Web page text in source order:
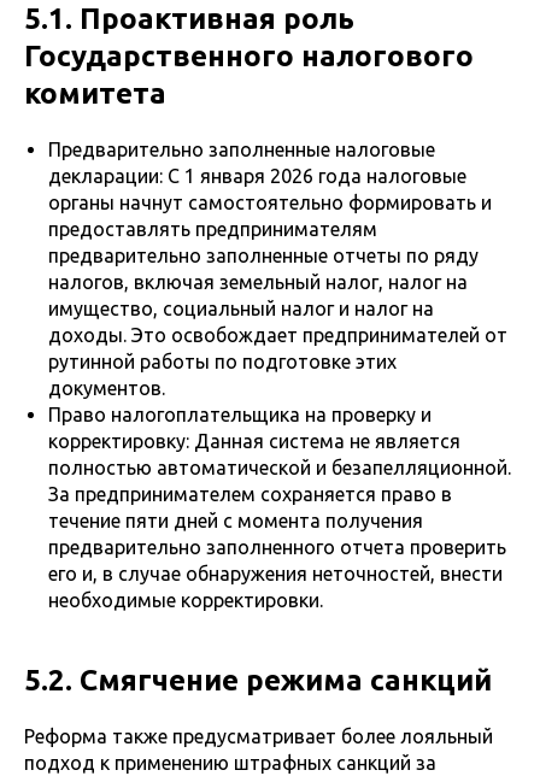
5.1. Проактивная роль
Государственного налогового
комитета
Предварительно заполненные налоговые
декларации: С 1 января 2026 года налоговые
органы начнут самостоятельно формировать и
предоставлять предпринимателям
предварительно заполненные отчеты по ряду
налогов, включая земельный налог, налог на
имущество, социальный налог и налог на
доходы. Это освобождает предпринимателей от
рутинной работы по подготовке этих
документов.
Право налогоплательщика на проверку и
корректировку: Данная система не является
полностью автоматической и безапелляционной.
За предпринимателем сохраняется право в
течение пяти дней с момента получения
предварительно заполненного отчета проверить
его и, в случае обнаружения неточностей, внести
необходимые корректировки.
5.2. Смягчение режима санкций
Реформа также предусматривает более лояльный
подход к применению штрафных санкций за